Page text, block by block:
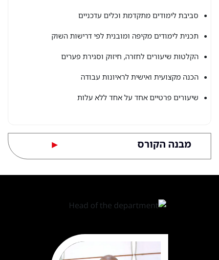
סביבת לימודים מתקדמת וכלים עדכניים
תכנית לימודים מקיפה ומובנית לפי דרישות השוק
הקלטות שיעורים לחזרה, חיזוק וסגירת פערים
הכנה מקצועית ואישית לראיונות עבודה
שיעורים פרטיים אחד על אחד ללא עלות
מבנה הקורס ▶